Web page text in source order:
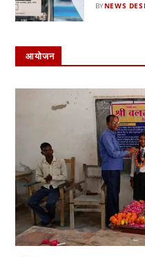
BYNEWS
आयोजन